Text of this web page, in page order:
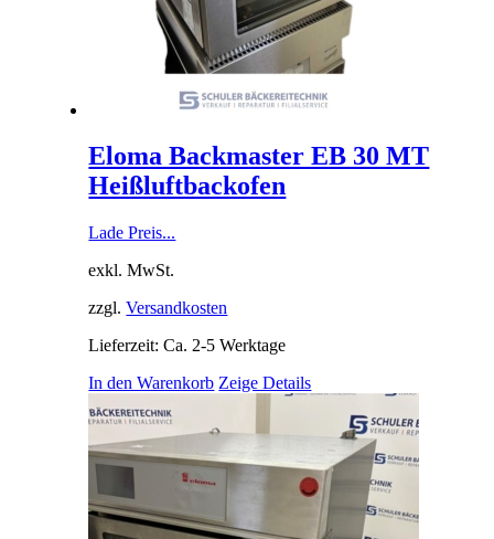
Eloma Backmaster EB 30 MT
Heißluftbackofen
Lade Preis...
exkl. MwSt.
zzgl.Versandkosten
Lieferzeit: Ca. 2-5 Werktage
In den Warenkorb Zeige Details